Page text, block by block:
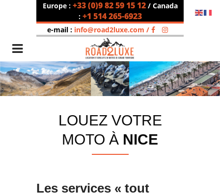
Europe : +33 (0)9 82 59 15 12 / Canada
: +1 514 265-6923
e-mail : info@road2luxe.com /
LOUEZ VOTRE
MOTO À NICE
Les services « tout